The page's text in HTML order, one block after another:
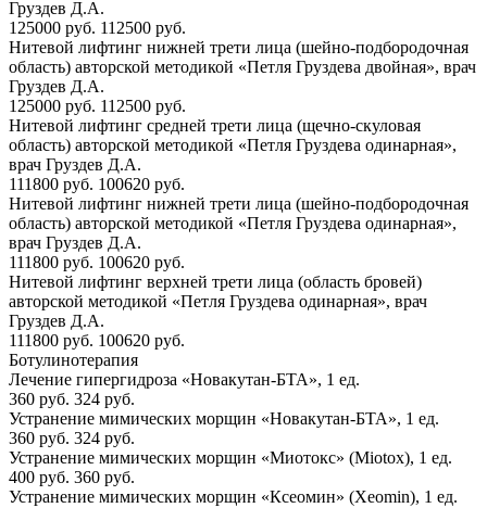
Груздев Д.А.
125000 руб. 112500 руб.
Нитевой лифтинг нижней трети лица (шейно-подбородочная
область) авторской методикой «Петля Груздева двойная», врач
Груздев Д.А.
125000 руб. 112500 руб.
Нитевой лифтинг средней трети лица (щечно-скуловая
область) авторской методикой «Петля Груздева одинарная»,
врач Груздев Д.А.
111800 руб. 100620 руб.
Нитевой лифтинг нижней трети лица (шейно-подбородочная
область) авторской методикой «Петля Груздева одинарная»,
врач Груздев Д.А.
111800 руб. 100620 руб.
Нитевой лифтинг верхней трети лица (область бровей)
авторской методикой «Петля Груздева одинарная», врач
Груздев Д.А.
111800 руб. 100620 руб.
Ботулинотерапия
Лечение гипергидроза «Новакутан-БТА», 1 ед.
360 руб. 324 руб.
Устранение мимических морщин «Новакутан-БТА», 1 ед.
360 руб. 324 руб.
Устранение мимических морщин «Миотокс» (Miotox), 1 ед.
400 руб. 360 руб.
Устранение мимических морщин «Ксеомин» (Xeomin), 1 ед.